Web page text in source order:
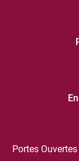
Portes Ouvertes